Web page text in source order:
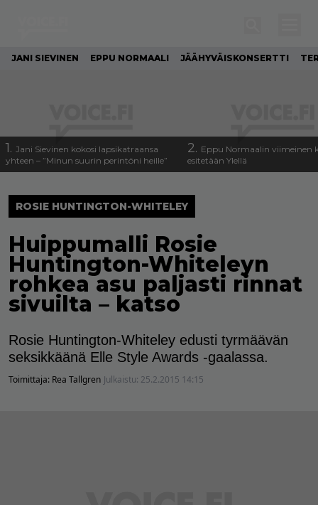
JANI SIEVINEN EPPU NORMAALI JÄÄHYVÄISKONSERTTI
1. Jani Sievinen kokosi lapsikatraansa
yhteen – ”Minun suurin perintöni heille”
2. Eppu Normaalin viimeinen
esitetään Ylellä
ROSIE HUNTINGTON-WHITELEY
Huippumalli Rosie
Huntington-Whiteleyn
rohkea asu paljasti rinnat
sivuilta – katso
Rosie Huntington-Whiteley edusti tyrmäävän
seksikkäänä Elle Style Awards -gaalassa.
Toimittaja: Rea Tallgren Julkaistu: 25.2.2015 14:15